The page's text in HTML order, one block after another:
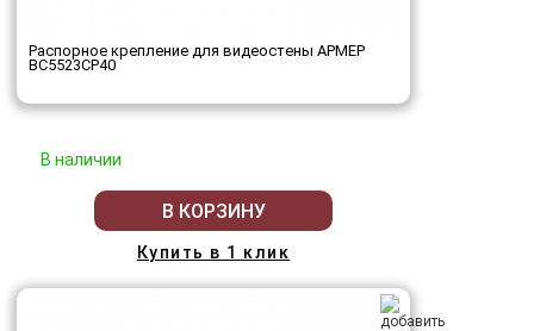
Распорное крепление для видеостены АРМЕР
ВС5523СР40
В наличии
В КОРЗИНУ
Купить в 1 клик